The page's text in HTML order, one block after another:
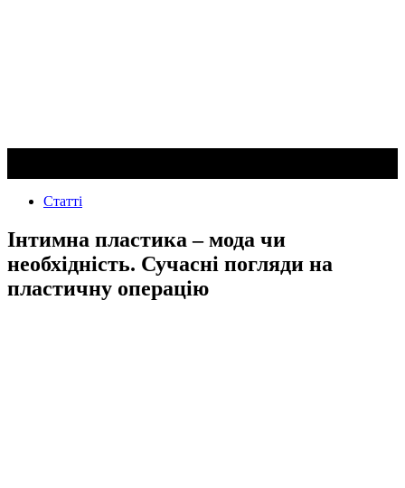
Статті
Інтимна пластика – мода чи
необхідність. Сучасні погляди на
пластичну операцію